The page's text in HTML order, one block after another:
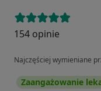
154 opinie
Najczęściej wymieniane
Zaangażowanie